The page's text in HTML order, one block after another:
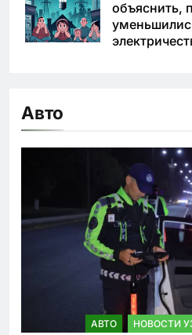
объяснить,
Авто
АВТО НОВОСТИ